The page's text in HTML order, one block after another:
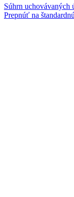
Súhrn uchovávaných
Prepnúť na